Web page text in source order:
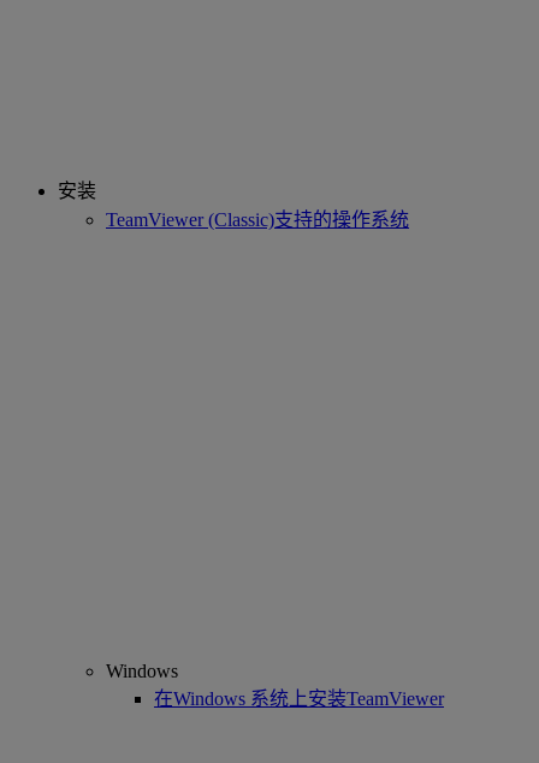
安装
TeamViewer (Classic)支持的操作系统
Windows
在Windows 系统上安装TeamViewer